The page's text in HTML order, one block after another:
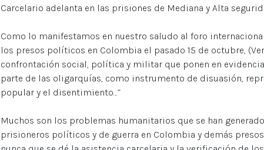
Carcelario adelanta en las prisiones de Mediana y Alta
Como lo manifestamos en nuestro saludo al foro
los presos políticos en Colombia el pasado 15 de octubre,
confrontación social, política y militar que ponen en
parte de las oligarquías, como instrumento de disuasión,
popular y el disentimiento…”
Muchos son los problemas humanitarios que se han
prisioneros políticos y de guerra en Colombia y demás